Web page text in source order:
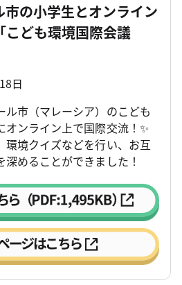
の小学生とオンライン
こども環境国際会議
日
ル市（マレーシア）のこども
ンライン上で国際交流！✨
環境クイズなどを行い、お互
めることができました！